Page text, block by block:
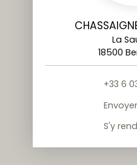
La
18500
+33 6
S'y